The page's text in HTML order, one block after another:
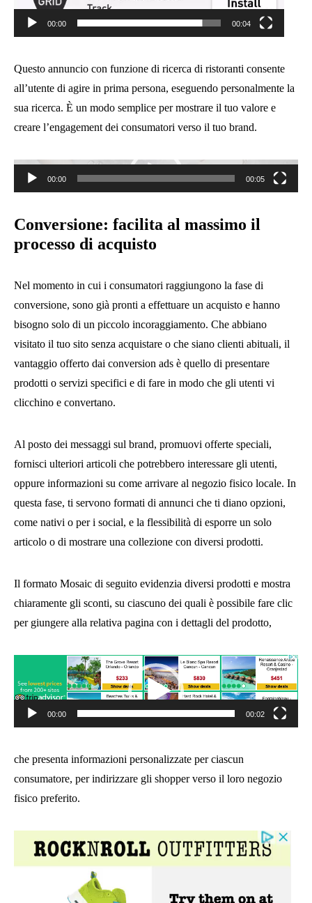
00:00 00:04
Questo annuncio con funzione di ricerca di ristoranti consente
all’utente di agire in prima persona, eseguendo personalmente la
sua ricerca. È un modo semplice per mostrare il tuo valore e
creare l’engagement dei consumatori verso il tuo brand.
Video
Player
00:00 00:05
Conversione: facilita al massimo il
processo di acquisto
Nel momento in cui i consumatori raggiungono la fase di
conversione, sono già pronti a effettuare un acquisto e hanno
bisogno solo di un piccolo incoraggiamento. Che abbiano
visitato il tuo sito senza acquistare o che siano clienti abituali, il
vantaggio offerto dai conversion ads è quello di presentare
prodotti o servizi specifici e di fare in modo che gli utenti vi
clicchino e convertano.
Al posto dei messaggi sul brand, promuovi offerte speciali,
fornisci ulteriori articoli che potrebbero interessare gli utenti,
oppure informazioni su come arrivare al negozio fisico locale. In
questa fase, ti servono formati di annunci che ti diano opzioni,
come nativi o per i social, e la flessibilità di esporre un solo
articolo o di mostrare una collezione con diversi prodotti.
Il formato Mosaic di seguito evidenzia diversi prodotti e mostra
chiaramente gli sconti, su ciascuno dei quali è possibile fare clic
per giungere alla relativa pagina con i dettagli del prodotto,
00:00 00:02
che presenta informazioni personalizzate per ciascun
consumatore, per indirizzare gli shopper verso il loro negozio
fisico preferito.
Player